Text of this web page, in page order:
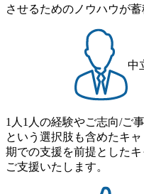
ーションで区切られてい
事業拠点をシンガポール
するコンサルティング体
八重洲2-2-1 東京ミッドタ
ー8階 受動喫煙対策 : 執務
B 書類選考通過後に、
ロジーコンサルタント ・
サルティング経験5年以上
学卒業に限る ・以下の
- MBB及び戦略ファーム
上 - BIG4のStrategy部門
より変動 2026年8月7日(金
(旧ITXO-IMS) ② TS&T(旧
TS-Fukuoka ⑥ AMS-PRD
グ受賞歴多数 あえての未
的な成長を若手に任せら
ョンメリットを重視する
9.2時間、有休消化率
ア組織） 2026年8月22日(
日(月) 16:00 ※応募者が定
の上参加者を決定させて
● 当日の流れ 受付 → 会社
後、随時ご案内) ※全てリ
される方に個別に当日の
通常の選考フローと異な
だきます。 ● 詳細 デジタ
させるためのノウハウが蓄
中
1人1人の経験やご志向/ご
という選択肢も含めたキ
期での支援を前提とした
ご支援いたします。